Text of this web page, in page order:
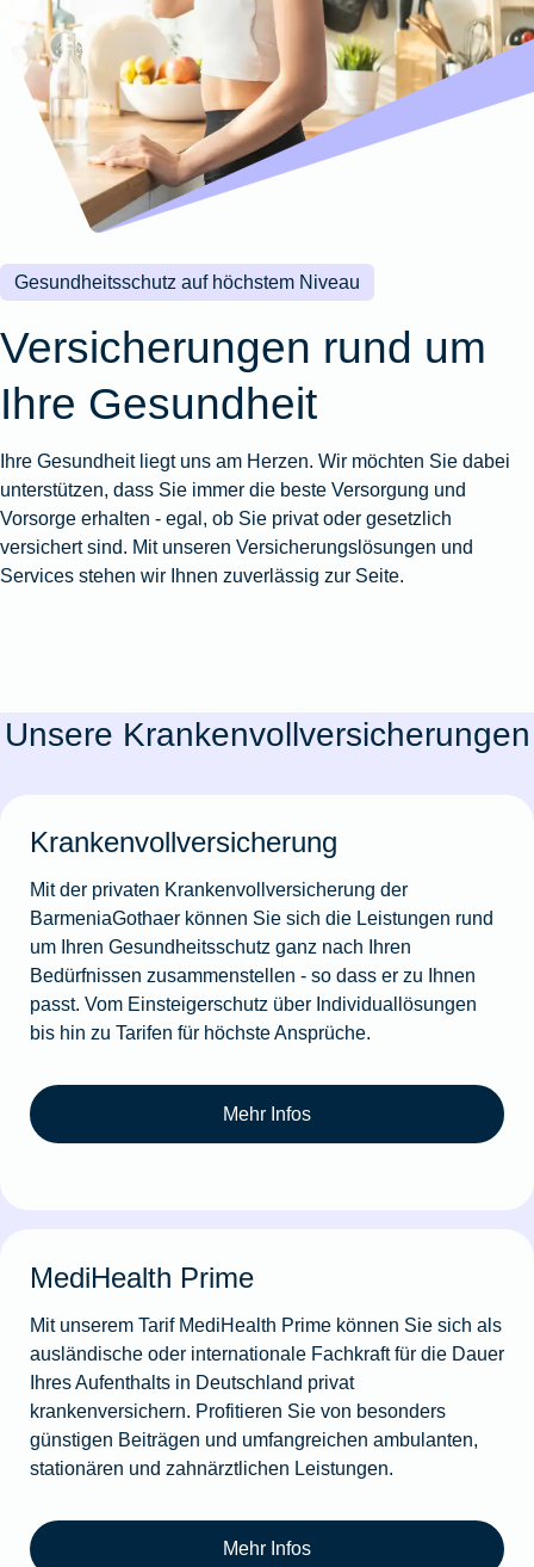
Wohnungsschutzbrief
Zur
Produktübersicht
Gewässerschadenhaftpflicht
Zur
Produktübersicht
Zur
Produktübersicht
Reisehaftpflichtversicherung
Reiserücktrittsversicherung
Zur
Produktübersicht
Zur
Produktübersicht
Zur
Produktübersicht
Zur
Produktübersicht
Montageversicherung
Zur
Produktübersicht
Gruppenunfall für
Betriebe
Gruppenunfall für
Vereine
Produktübersicht
Kunstversicherung
Ausstellungsversicherung
Valorenversicherung
Oldtimersammlungsversicherung
Zur
Gesundheitsschutz auf höchstem Niveau
Versicherungen rund um
Ihre Gesundheit
Ihre Gesundheit liegt uns am Herzen. Wir möchten Sie dabei
unterstützen, dass Sie immer die beste Versorgung und
Vorsorge erhalten - egal, ob Sie privat oder gesetzlich
versichert sind. Mit unseren Versicherungslösungen und
Services stehen wir Ihnen zuverlässig zur Seite.
Unsere Krankenvollversicherungen
Krankenvollversicherung
Mit der privaten Krankenvollversicherung der
BarmeniaGothaer können Sie sich die Leistungen rund
um Ihren Gesundheitsschutz ganz nach Ihren
Bedürfnissen zusammenstellen - so dass er zu Ihnen
passt. Vom Einsteigerschutz über Individuallösungen
bis hin zu Tarifen für höchste Ansprüche.
Mehr Infos
MediHealth Prime
Mit unserem Tarif MediHealth Prime können Sie sich als
ausländische oder internationale Fachkraft für die Dauer
Ihres Aufenthalts in Deutschland privat
krankenversichern. Profitieren Sie von besonders
günstigen Beiträgen und umfangreichen ambulanten,
stationären und zahnärztlichen Leistungen.
Mehr Infos